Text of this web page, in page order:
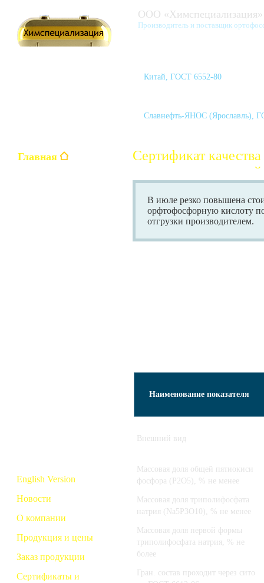
ООО «Химспециализация»
Производитель и поставщик
Китай, ГОСТ 6552-80
Славнефть-ЯНОС (Ярославль),
Главная
English Version
Новости
О компании
Продукция и цены
Заказ продукции
Сертификаты и
Сертификат
натрия» технический
В июле резко повышена
орфтофосфорную кислоту
отгрузки производителем.
Наименование показателя
Внешний вид
Массовая доля общей пятиокиси
фосфора (P2O5), % не менее
Массовая доля триполифосфата
натрия (Na5P3O10), % не менее
Массовая доля первой формы
триполифосфата натрия, % не
более
Гран. состав проходит через сито